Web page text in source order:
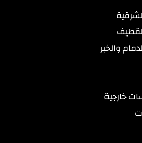
والخبر
خارجية